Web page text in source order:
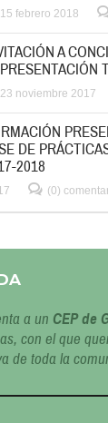
15 febrero 2018
A
23 noviembre 2017
DE
2018
(0)
a un CEP de
con el que
de toda la